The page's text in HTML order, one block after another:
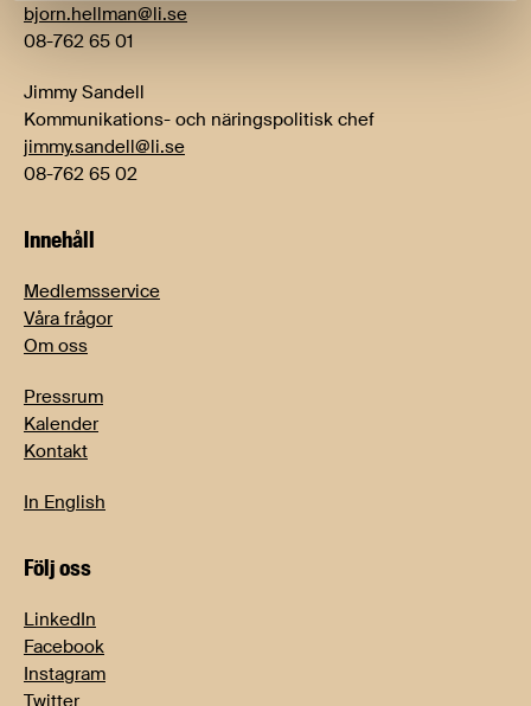
bjorn.hellman@li.se
08-762 65 01
Jimmy Sandell
Kommunikations- och näringspolitisk chef
jimmy.sandell@li.se
08-762 65 02
Innehåll
Medlemsservice
Våra frågor
Om oss
Pressrum
Kalender
Kontakt
In English
Följ oss
LinkedIn
Facebook
Instagram
Twitter